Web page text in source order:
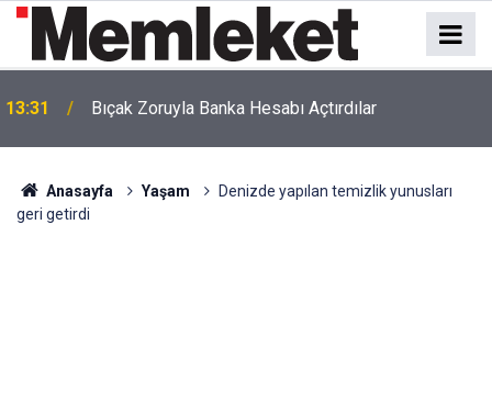
13:31 Bıçak Zoruyla Banka Hesabı Açtırdılar
Anasayfa Yaşam
Denizde yapılan temizlik yunusları
geri getirdi